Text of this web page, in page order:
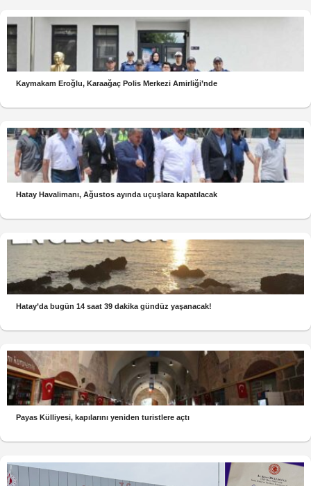
Kaymakam Eroğlu, Karaağaç Polis Merkezi Amirliği’nde
Hatay Havalimanı, Ağustos ayında uçuşlara kapatılacak
Hatay’da bugün 14 saat 39 dakika gündüz yaşanacak!
Payas Külliyesi, kapılarını yeniden turistlere açtı